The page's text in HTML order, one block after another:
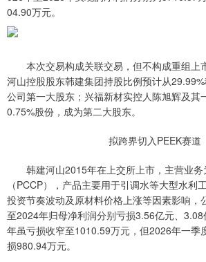
04.90万元。
本次交易构成关联交易，但不构成重组上
河山控股股东韩建集团持股比例预计从
公司第一大股东；兴福新材实控人陈旭辉及其
0.75%股份，成为第二大股东。
拟跨界切入PEEK赛道
韩建河山2015年在上交所上市，主营业务
（PCCP），产品主要用于引调水等大型水利
投资节奏波动及原材料价格上涨等因素影响，
至2024年归母净利润分别亏损3.56亿元、
年虽亏损收窄至1010.59万元，但2026年一季
损980.94万元。